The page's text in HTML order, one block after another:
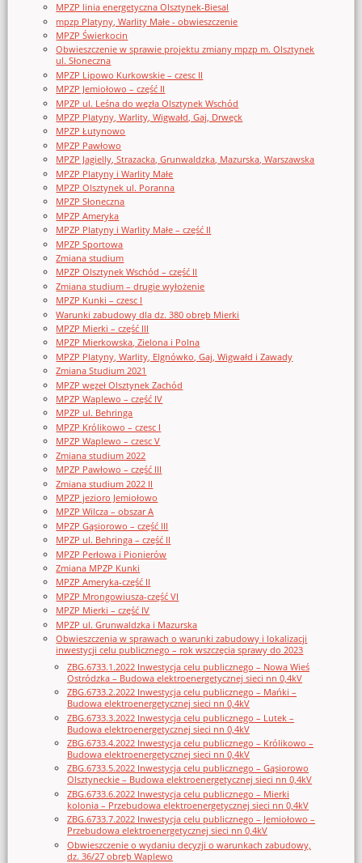
MPZP linia energetyczna Olsztynek-Biesal
mpzp Platyny, Warlity Małe - obwieszczenie
MPZP Świerkocin
Obwieszczenie w sprawie projektu zmiany mpzp m. Olsztynek
ul. Słoneczna
MPZP Lipowo Kurkowskie – czesc II
MPZP Jemiołowo – część II
MPZP ul. Leśna do węzła Olsztynek Wschód
MPZP Platyny, Warlity, Wigwałd, Gaj, Drwęck
MPZP Łutynowo
MPZP Pawłowo
MPZP Jagielly, Strazacka, Grunwaldzka, Mazurska, Warszawska
MPZP Platyny i Warlity Małe
MPZP Olsztynek ul. Poranna
MPZP Słoneczna
MPZP Ameryka
MPZP Platyny i Warlity Małe – część II
MPZP Sportowa
Zmiana studium
MPZP Olsztynek Wschód – część II
Zmiana studium – drugie wyłożenie
MPZP Kunki – czesc I
Warunki zabudowy dla dz. 380 obręb Mierki
MPZP Mierki – część III
MPZP Mierkowska, Zielona i Polna
MPZP Platyny, Warlity, Elgnówko, Gaj, Wigwałd i Zawady
Zmiana Studium 2021
MPZP węzeł Olsztynek Zachód
MPZP Waplewo – część IV
MPZP ul. Behringa
MPZP Królikowo – czesc I
MPZP Waplewo – czesc V
Zmiana studium 2022
MPZP Pawłowo – część III
Zmiana studium 2022 II
MPZP jezioro Jemiołowo
MPZP Wilcza – obszar A
MPZP Gąsiorowo – część III
MPZP ul. Behringa – część II
MPZP Perłowa i Pionierów
Zmiana MPZP Kunki
MPZP Ameryka-część II
MPZP Mrongowiusza-część VI
MPZP Mierki – część IV
MPZP ul. Grunwaldzka i Mazurska
Obwieszczenia w sprawach o warunki zabudowy i lokalizacji
inwestycji celu publicznego – rok wszczęcia sprawy do 2023
ZBG.6733.1.2022 Inwestycja celu publicznego – Nowa Wieś
Ostródzka – Budowa elektroenergetycznej sieci nn 0,4kV
ZBG.6733.2.2022 Inwestycja celu publicznego – Mańki –
Budowa elektroenergetycznej sieci nn 0,4kV
ZBG.6733.3.2022 Inwestycja celu publicznego – Lutek –
Budowa elektroenergetycznej sieci nn 0,4kV
ZBG.6733.4.2022 Inwestycja celu publicznego – Królikowo –
Budowa elektroenergetycznej sieci nn 0,4kV
ZBG.6733.5.2022 Inwestycja celu publicznego – Gąsiorowo
Olsztyneckie – Budowa elektroenergetycznej sieci nn 0,4kV
ZBG.6733.6.2022 Inwestycja celu publicznego – Mierki
kolonia – Przebudowa elektroenergetycznej sieci nn 0,4kV
ZBG.6733.7.2022 Inwestycja celu publicznego – Jemiołowo –
Przebudowa elektroenergetycznej sieci nn 0,4kV
Obwieszczenie o wydaniu decyzji o warunkach zabudowy,
dz. 36/27 obręb Waplewo